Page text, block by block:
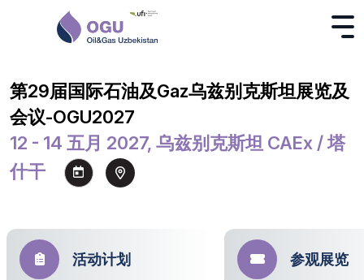
第29届国际石油及Gaz乌兹别克斯坦展览及
会议-OGU2027
12 - 14 五月 2027, 乌兹别克斯坦 CAEx / 塔
什干
活动计划 参观展览